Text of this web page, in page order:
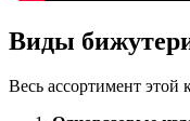
Виды
Весь ассортимент этой